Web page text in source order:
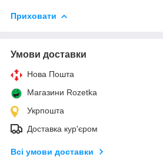
Приховати
Умови доставки
Нова Пошта
Магазини Rozetka
Укрпошта
Доставка кур'єром
Всі умови доставки